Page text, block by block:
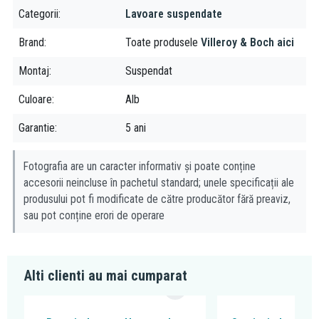
Smart Fix:
Sistem unic de fixare a aparatorului de sifon cu
fixare rapida si mai flexibila fara ustensile si pereti gauriti prin
utilizarea unor cabluri cu un sistem special de blocare, imbinari
perfecte si aspect impecabil deoarece nu are prinderi
compensate usor lasand mai mult spatiu pentru sifonul de
scurgere. Sistemul este refolosibil.
Categorii Lavoare suspendate
Brand Toate produsele Villeroy & Boch aici
Montaj Suspendat
Culoare Alb
Garantie 5 ani
Fotografia are un caracter informativ și poate conține
accesorii neincluse în pachetul standard; unele specificații ale
produsului pot fi modificate de către producător fără preaviz,
sau pot conține erori de operare
Alti clienti au mai cumparat